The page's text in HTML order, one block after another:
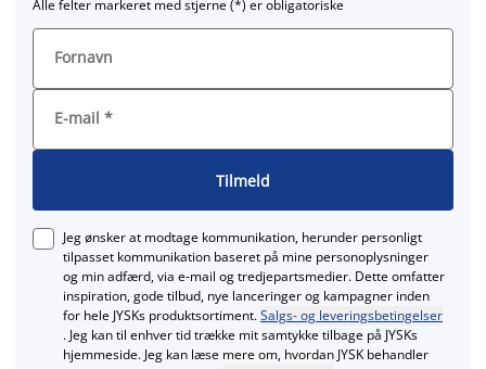
Alle felter markeret med stjerne (*) er obligatoriske
Fornavn
E-mail *
Tilmeld
Jeg ønsker at modtage kommunikation, herunder personligt
tilpasset kommunikation baseret på mine personoplysninger
og min adfærd, via e‑mail og tredjepartsmedier. Dette omfatter
inspiration, gode tilbud, nye lanceringer og kampagner inden
for hele JYSKs produktsortiment.Salgs- og leveringsbetingelser
. Jeg kan til enhver tid trække mit samtykke tilbage på JYSKs
hjemmeside. Jeg kan læse mere om, hvordan JYSK behandler